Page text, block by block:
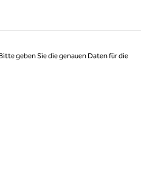
geben Sie die genauen Daten für die